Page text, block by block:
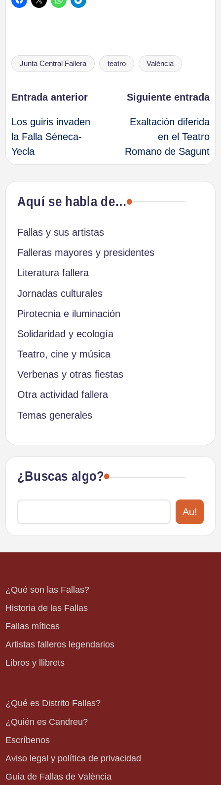
Etiquetas:
Junta Central Fallera teatro València
Navegación
de
entradas
Entrada anterior
Los guiris invaden
la Falla Séneca-
Yecla
Siguiente entrada
Exaltación diferida
en el Teatro
Romano de Sagunt
Aquí se habla de…
Fallas y sus artistas
Falleras mayores y presidentes
Literatura fallera
Jornadas culturales
Pirotecnia e iluminación
Solidaridad y ecología
Teatro, cine y música
Verbenas y otras fiestas
Otra actividad fallera
Temas generales
¿Buscas algo?
Au!
¿Qué son las Fallas?
Historia de las Fallas
Fallas míticas
Artistas falleros legendarios
Libros y llibrets
¿Qué es Distrito Fallas?
¿Quién es Candreu?
Escríbenos
Aviso legal y política de privacidad
Guía de Fallas de València